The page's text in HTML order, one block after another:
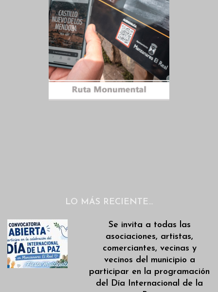
LO MÁS RECIENTE…
Se invita a todas las
asociaciones, artistas,
comerciantes, vecinas y
vecinos del municipio a
participar en la programación
del Día Internacional de la